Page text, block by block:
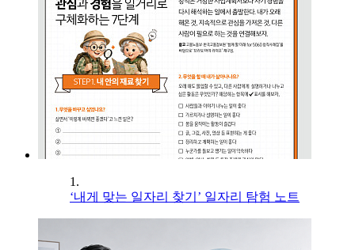
1.
‘내게 맞는 일자리 찾기’ 일자리 탐험 노트